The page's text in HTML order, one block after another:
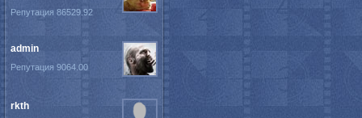
Репутация 86529.92
admin
Репутация 9064.00
rkth